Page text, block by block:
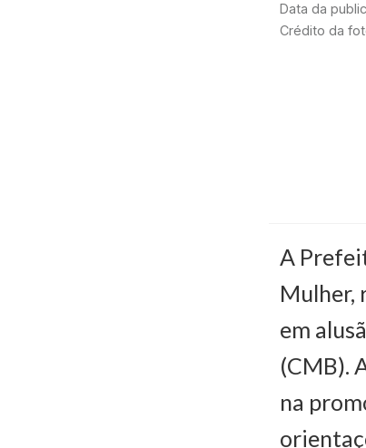
Data da
Crédito da
A
Mulher,
em
(CMB).
na